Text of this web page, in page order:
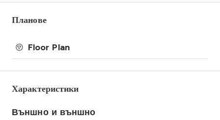
Планове
Floor Plan
Характеристики
Външно и външно